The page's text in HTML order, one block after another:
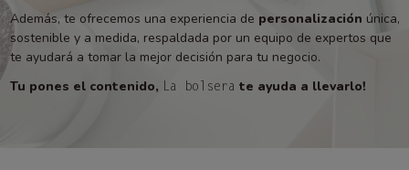
Además, te ofrecemos una experiencia de personalización única,
sostenible y a medida, respaldada por un equipo de expertos que
te ayudará a tomar la mejor decisión para tu negocio.
Tu pones el contenido, La bolsera te ayuda a llevarlo!